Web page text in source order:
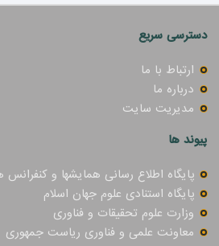
دسترسی سریع
ارتباط با ما
درباره ما
مدیریت سایت
پیوند ها
پایگاه اطلاع رسانی همایشها و
پایگاه استنادی علوم جهان اسلام
وزارت علوم تحقیقات و فناوری
معاونت علمی و فناوری ریاست جمهوری